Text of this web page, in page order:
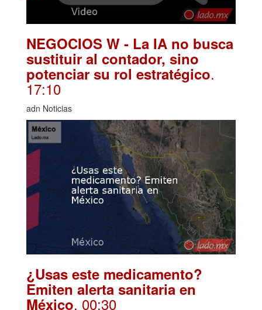
NEGOCIOS W - La IA no busca
sustituir al contador, sino
potenciar su rol estratégico.
17:10
adn Noticias
¿Usas este medicamento?
Emiten alerta sanitaria en
México. 00:30